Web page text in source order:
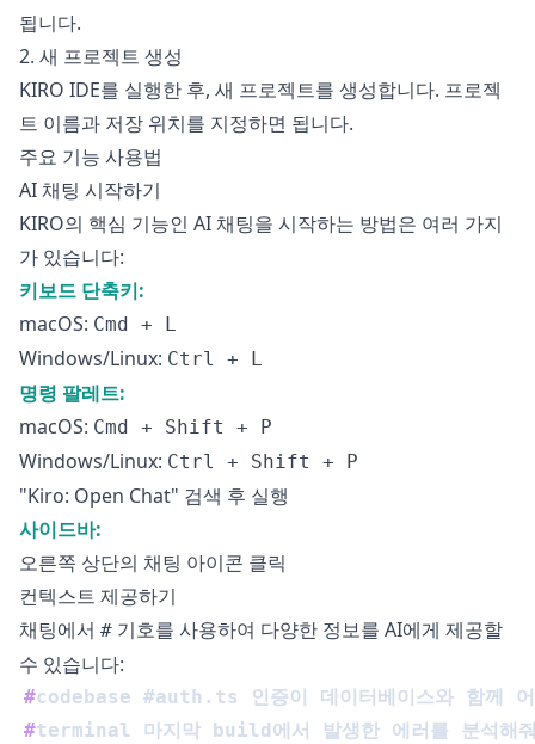
됩니다.
2. 새 프로젝트 생성
KIRO IDE를 실행한 후, 새 프로젝트를 생성합니다. 프로젝
트 이름과 저장 위치를 지정하면 됩니다.
주요 기능 사용법
AI 채팅 시작하기
KIRO의 핵심 기능인 AI 채팅을 시작하는 방법은 여러 가지
가 있습니다:
키보드 단축키:
macOS: Cmd + L
Windows/Linux: Ctrl + L
명령 팔레트:
macOS: Cmd + Shift + P
Windows/Linux: Ctrl + Shift + P
"Kiro: Open Chat" 검색 후 실행
사이드바:
오른쪽 상단의 채팅 아이콘 클릭
컨텍스트 제공하기
채팅에서 # 기호를 사용하여 다양한 정보를 AI에게 제공할
수 있습니다:
#codebase #auth.ts 인증이 데이터베이스와 함께 어
#terminal 마지막 build에서 발생한 에러를 분석해